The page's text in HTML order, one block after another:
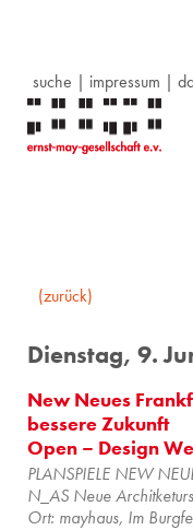
suche | impressum |
(zurück)
Dienstag, 9.
New Neues
bessere Zukunft
Open – Design
PLANSPIELE NEW
N_AS Neue
Ort: mayhaus, Im